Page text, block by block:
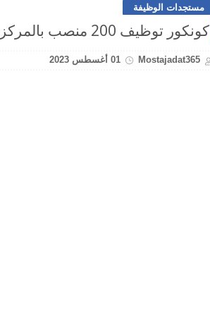
مستجدات الوظيفة
كونكور توظيف 200 منصب بالمركز الإستشفائي ابن رشد آخر أجل 25 غشت 2023
Mostajadat365 01 أغسطس 2023